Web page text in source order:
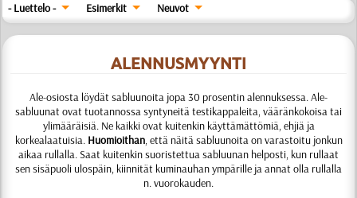
- Luettelo -
Esimerkit Neuvot
ALENNUSMYYNTI
Ale-osiosta löydät sabluunoita jopa 30 prosentin alennuksessa. Ale-
sabluunat ovat tuotannossa syntyneitä testikappaleita, vääränkokoisa tai
ylimääräisiä. Ne kaikki ovat kuitenkin käyttämättömiä, ehjiä ja
korkealaatuisia. Huomioithan, että näitä sabluunoita on varastoitu jonkun
aikaa rullalla. Saat kuitenkin suoristettua sabluunan helposti, kun rullaat
sen sisäpuoli ulospäin, kiinnität kuminauhan ympärille ja annat olla rullalla
n. vuorokauden.